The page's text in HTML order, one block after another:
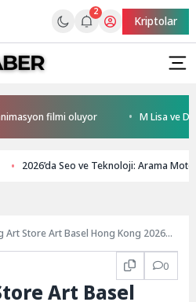
2
Kriptolar
filmi oluyor M Lisa ve Dolu
2026’da Seo ve Teknoloji: Arama
Basel Hong Kong 2026
0
Art Basel